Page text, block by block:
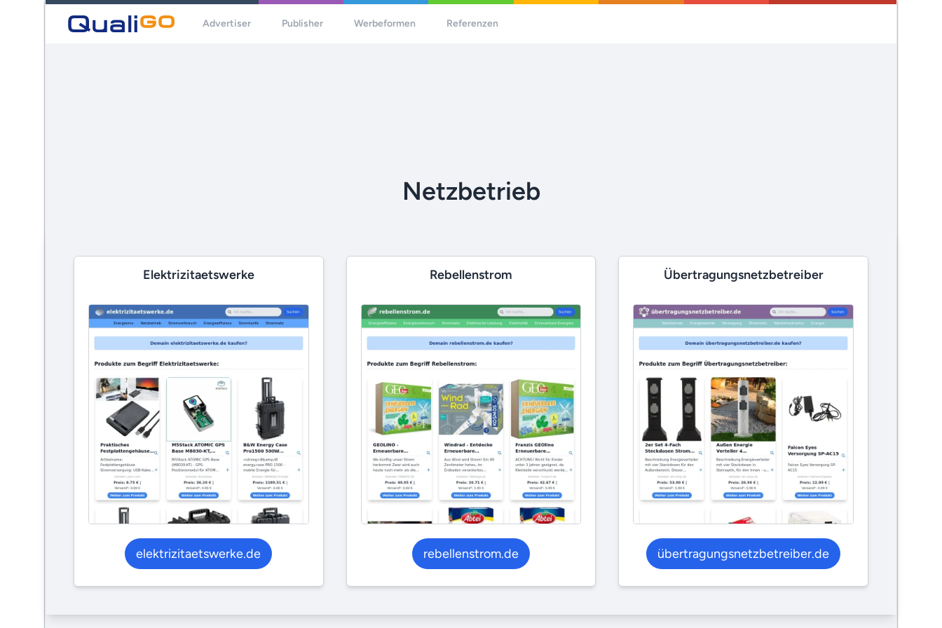
Advertiser Publisher Werbeformen Referenzen
Netzbetrieb
Elektrizitaetswerke
elektrizitaetswerke.de
Rebellenstrom
rebellenstrom.de
Übertragungsnetzbetreiber
übertragungsnetzbetreiber.de